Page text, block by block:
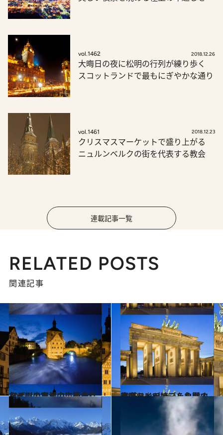
vol.1462 2018.12.26
大晦日の夜に松明の行列が練り歩く
スコットランドで最もにぎやかな通り
vol.1461 2018.12.23
クリスマスマーケットで盛り上がる
ニュルンベルクの街を代表する教会
連載記事一覧
RELATED POSTS
関連記事
2013.12.17
ドイツの古都の市庁舎はなぜ川の真ん中に築かれた？
旅＆お出かけ 2013.11.13
東西ドイツ統一を象徴するブランデンブルク門の偉容
旅＆お出かけ